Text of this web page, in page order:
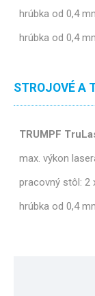
hrúbka od 0,4
hrúbka od 0,4
STROJOVÉ A
TRUMPF
max. výkon
pracovný stôl: 2
hrúbka od 0,4